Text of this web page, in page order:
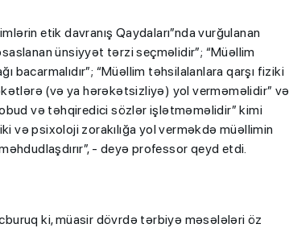
etik davranış Qaydaları”nda vurğulanan
ünsiyyət tərzi seçməlidir”; “Müəllim
bacarmalıdır”; “Müəllim təhsilalanlara qarşı fiziki
(və ya hərəkətsizliyə) yol verməməlidir” və
və təhqiredici sözlər işlətməməlidir” kimi
və psixoloji zorakılığa yol verməkdə müəllimin
- deyə professor qeyd etdi.
ki, müasir dövrdə tərbiyə məsələləri öz